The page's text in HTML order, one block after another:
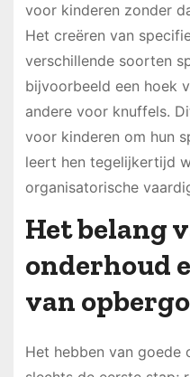
voor kinderen zonder
Het creëren van
verschillende soorten
bijvoorbeeld een hoek
andere voor knuffels.
voor kinderen om hun
leert hen tegelijkertijd
organisatorische
Het belang
onderhoud
van
Het hebben van goede